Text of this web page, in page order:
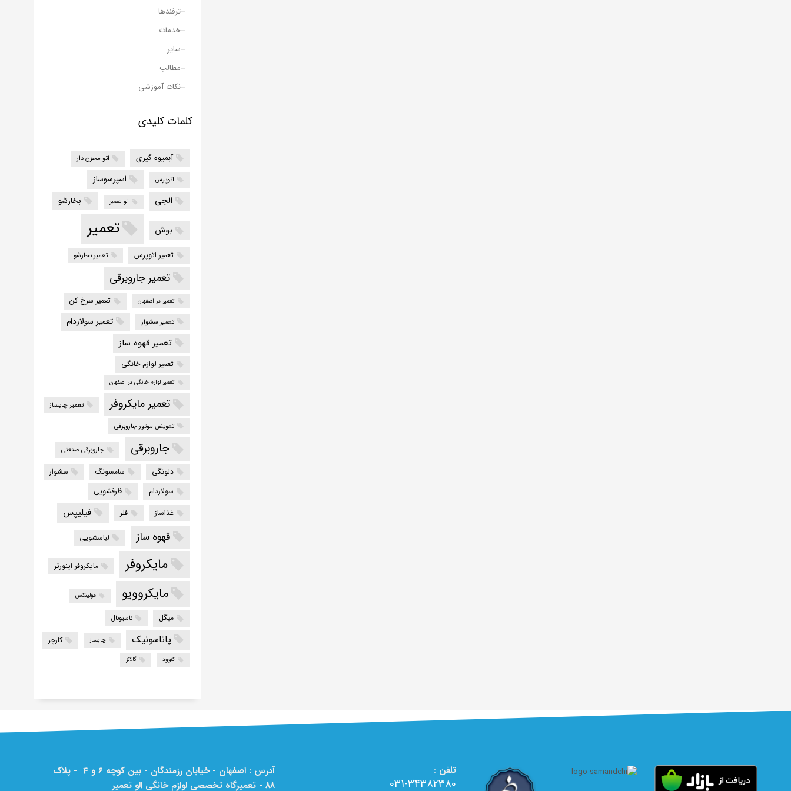
ترفندها
خدمات
سایر
مطالب
نکات آموزشی
کلمات کلیدی
آبمیوه گیری اتو مخزن دار
اتوپرس اسپرسوساز
الجی الو تعمیر بخارشو
بوش تعمیر
تعمیر اتوپرس تعمیر بخارشو
تعمیر جاروبرقی
تعمیر در اصفهان تعمیر سرخ کن
تعمیر سشوار تعمیر سولاردام
تعمیر قهوه ساز
تعمیر لوازم خانگی
تعمیر لوازم خانگی در اصفهان
تعمیر مایکروفر
تعمیر چایساز
تعویض موتور جاروبرقی
جاروبرقی جاروبرقی صنعتی
دلونگی سامسونگ
سشوار
سولاردام
ظرفشویی
غذاساز
فلر فیلیپس
قهوه ساز لباسشویی
مایکروفر مایکروفر اینورتر
مایکروویو مولینکس
میگل ناسیونال
پاناسونیک چایساز کارچر
کنوود گالانز
تلفن :
031-34382380
آدرس : اصفهان - خیابان رزمندگان - بین کوچه 6 و 4 - پلاک
88 - تعمیرگاه تخصصی لوازم خانگی الو تعمیر